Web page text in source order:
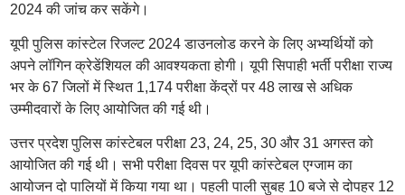
2024 की जांच कर सकेंगे।
यूपी पुलिस कांस्टेल रिजल्ट 2024 डाउनलोड करने के लिए अभ्यर्थियों को
अपने लॉगिन क्रेडेंशियल की आवश्यकता होगी। यूपी सिपाही भर्ती परीक्षा राज्य
भर के 67 जिलों में स्थित 1,174 परीक्षा केंद्रों पर 48 लाख से अधिक
उम्मीदवारों के लिए आयोजित की गई थी।
उत्तर प्रदेश पुलिस कांस्टेबल परीक्षा 23, 24, 25, 30 और 31 अगस्त को
आयोजित की गई थी। सभी परीक्षा दिवस पर यूपी कांस्टेबल एग्जाम का
आयोजन दो पालियों में किया गया था। पहली पाली सुबह 10 बजे से दोपहर 12